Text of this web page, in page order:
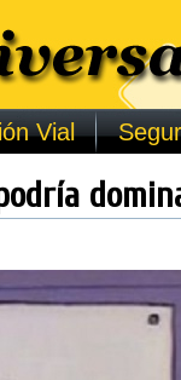
Vial